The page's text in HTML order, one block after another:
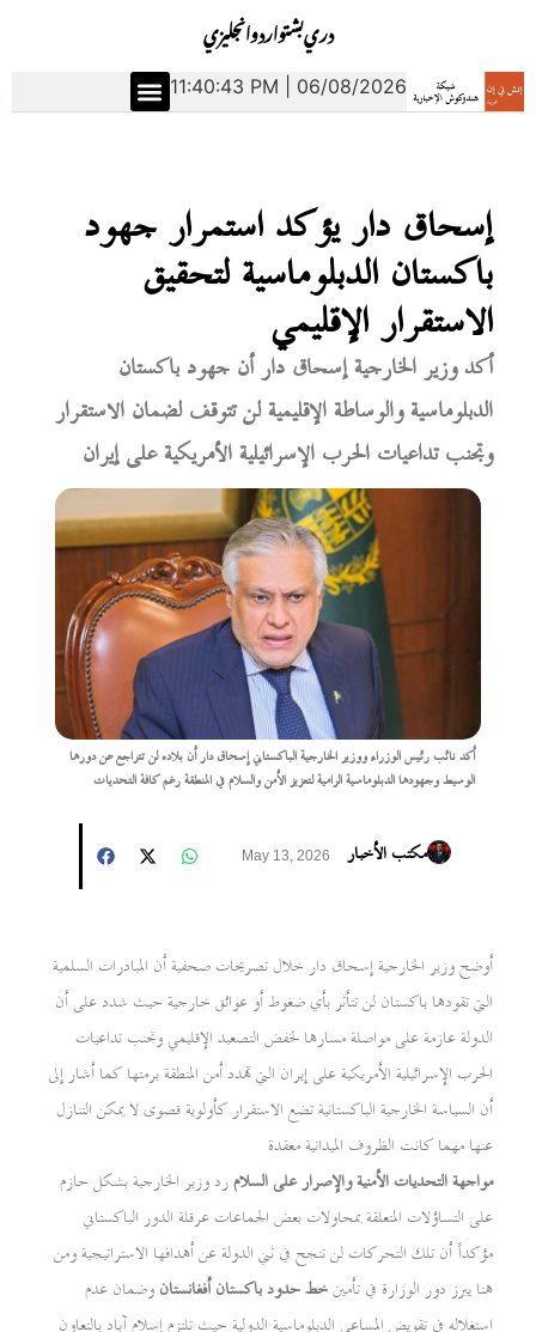
انجليزياردوبشتودري
11:40:44 PM | 06/08/2026
إسحاق دار يؤكد استمرار جهود
باكستان الدبلوماسية لتحقيق
الاستقرار الإقليمي
أكد وزير الخارجية إسحاق دار أن جهود باكستان
الدبلوماسية والوساطة الإقليمية لن تتوقف لضمان الاستقرار
وتجنب تداعيات الحرب الإسرائيلية الأمريكية على إيران
أكد نائب رئيس الوزراء ووزير الخارجية الباكستاني إسحاق دار أن بلاده لن تتراجع عن دورها
الوسيط وجهودها الدبلوماسية الرامية لتعزيز الأمن والسلام في المنطقة رغم كافة التحديات
مكتب الأخبار May 13, 2026
أوضح وزير الخارجية إسحاق دار خلال تصريحات صحفية أن المبادرات السلمية
التي تقودها باكستان لن تتأثر بأي ضغوط أو عوائق خارجية حيث شدد على أن
الدولة عازمة على مواصلة مسارها لخفض التصعيد الإقليمي وتجنب تداعيات
الحرب الإسرائيلية الأمريكية على إيران التي تهدد أمن المنطقة برمتها كما أشار إلى
أن السياسة الخارجية الباكستانية تضع الاستقرار كأولوية قصوى لا يمكن التنازل
عنها مهما كانت الظروف الميدانية معقدة
مواجهة التحديات الأمنية والإصرار على السلامرد وزير الخارجية بشكل حازم
على التساؤلات المتعلقة بمحاولات بعض الجماعات عرقلة الدور الباكستاني
مؤكداً أن تلك التحركات لن تنجح في ثني الدولة عن أهدافها الاستراتيجية ومن
هنا يبرز دور الوزارة في تأمينخط حدود باكستان أفغانستانوضمان عدم
استغلاله في تقويض المساعي الدبلوماسية الدولية حيث تلتزم إسلام آباد بالتعاون